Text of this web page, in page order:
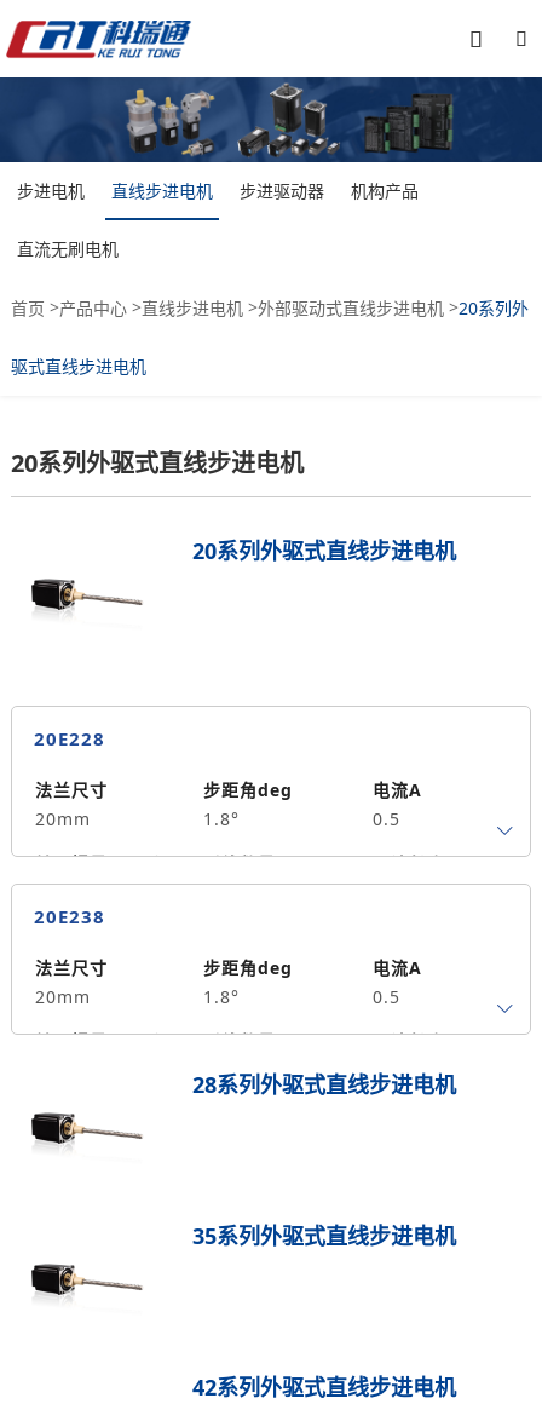


步进电机 直线步进电机 步进驱动器 机构产品
直流无刷电机
首页 >产品中心>直线步进电机>外部驱动式直线步进电机>20系列外
驱式直线步进电机
20系列外驱式直线步进电机
20系列外驱式直线步进电机
20E228
法兰尺寸
20mm
步距角deg
1.8°
电流A
0.5
转子惯量g.cm²
4
引线数量
28
马达长度mm
0.015
2
20E238
法兰尺寸
20mm
步距角deg
1.8°
电流A
0.5
转子惯量g.cm²
引线数量
38
马达长度mm
0.03
保持力矩N.m
3.6
28系列外驱式直线步进电机
35系列外驱式直线步进电机
42系列外驱式直线步进电机